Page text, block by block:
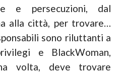
e persecuzioni, dal
alla città, per trovare…
sono riluttanti a
e BlackWoman,
volta, deve trovare